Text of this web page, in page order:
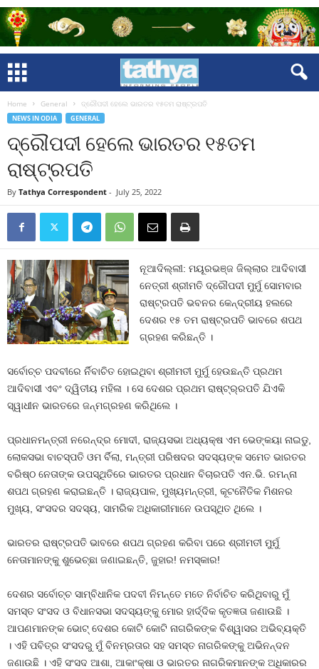
Home General ଦ୍ରୌପଦୀ ହେଲେ ଭାରତର ୧୫ତମ ରାଷ୍ଟ୍ରପତି
NEWS IN ODIA GENERAL
ଦ୍ରୌପଦୀ ହେଲେ ଭାରତର ୧୫ତମ
ରାଷ୍ଟ୍ରପତି
By Tathya Correspondent - July 25, 2022
ନୂଆଦିଲ୍ଲୀ: ମୟୂରଭଞ୍ଜ ଜିଲ୍ଲାର ଆଦିବାସୀ
ନେତ୍ରୀ ଶ୍ରୀମତି ଦ୍ରୌପଦୀ ମୁର୍ମୁ ସୋମବାର
ରାଷ୍ଟ୍ରପତି ଭବନର କେନ୍ଦ୍ରୀୟ ହଲରେ
ଦେଶର ୧୫ ତମ ରାଷ୍ଟ୍ରପତି ଭାବରେ ଶପଥ
ଗ୍ରହଣ କରିଛନ୍ତି ।
ସର୍ବୋଚ୍ଚ ପଦବୀରେ ର୍ନିବାଚିତ ହୋଇଥିବା ଶ୍ରୀମତୀ ମୁର୍ମୁ ହେଉଛନ୍ତି ପ୍ରଥମ
ଆଦିବାସୀ ଏବଂ ଦ୍ୱିତୀୟ ମହିଳା । ସେ ଦେଶର ପ୍ରଥମ ରାଷ୍ଟ୍ର୍ରପତି ଯିଏକି
ସ୍ୱାଧୀନ ଭାରତରେ ଜନ୍ମଗ୍ରହଣ କରିଥିଲେ ।
ପ୍ରଧାନମନ୍ତ୍ରୀ ନରେନ୍ଦ୍ର ମୋଦୀ, ରାଜ୍ୟସଭା ଅଧ୍ୟକ୍ଷ ଏମ ଭେଙ୍କୟା ନାଇଡୁ,
ଲୋକସଭା ବାଚସ୍ପତି ଓମ ର୍ବିଲା, ମନ୍ତ୍ରୀ ପରିଷଦର ସଦସ୍ୟଙ୍କ ସମେତ ଭାରତର
ବରିଷ୍ଠ ନେତାଙ୍କ ଉପସ୍ଥିତିରେ ଭାରତର ପ୍ରଧାନ ବିଚାରପତି ଏନ.ଭି. ରମନ୍ନା
ଶପଥ ଗ୍ରହଣ କରାଇଛନ୍ତି । ରାଜ୍ୟପାଳ, ମୁଖ୍ୟମନ୍ତ୍ରୀ, କୂଟନୈତିକ ମିଶନର
ମୁଖ୍ୟ, ସଂସଦର ସଦସ୍ୟ, ସାମରିକ ଅଧିକାରୀମାନେ ଉପସ୍ଥିତ ଥିଲେ ।
ଭାରତର ରାଷ୍ଟ୍ରପତି ଭାବରେ ଶପଥ ଗ୍ରହଣ କରିବା ପରେ ଶ୍ରୀମତୀ ମୁର୍ମୁ
ନେତାମାନଙ୍କୁ ଶୁଭେଚ୍ଛା ଜଣାଇଛନ୍ତି, ଜୁହାର! ନମସ୍କାର!
ଦେଶର ସର୍ବୋଚ୍ଚ ସାମ୍ବିଧାନିକ ପଦବୀ ନିମନ୍ତେ ମତେ ନିର୍ବାଚିତ କରିଥିବାରୁ ମୁଁ
ସମସ୍ତ ସଂସଦ ଓ ବିଧାନସଭା ସଦସ୍ୟଙ୍କୁ ମୋର ହାର୍ଦ୍ଦିକ କୃତଜ୍ଞତା ଜଣାଉଛି ।
ଆପଣମାନଙ୍କ ଭୋଟ୍ ଦେଶର କୋଟି କୋଟି ନାଗରିକଙ୍କ ବିଶ୍ୱାସର ଅଭିବ୍ୟକ୍ତି
। ଏହି ପବିତ୍ର ସଂସଦରୁ ମୁଁ ବିନମ୍ରତାର ସହ ସମସ୍ତ ନାଗରିକଙ୍କୁ ଅଭିନନ୍ଦନ
ଜଣାଉଛି । ଏହି ସଂସଦ ଆଶା, ଆକାଂକ୍ଷା ଓ ଭାରତର ନାଗରିକମାନଙ୍କ ଅଧିକାରର